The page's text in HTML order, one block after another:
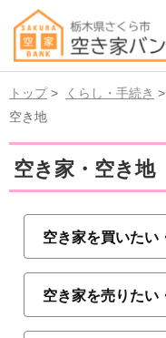
トップ> くらし・手続き >
空き地
空き家・空き地
空き家を買いたい
空き家を売りたい